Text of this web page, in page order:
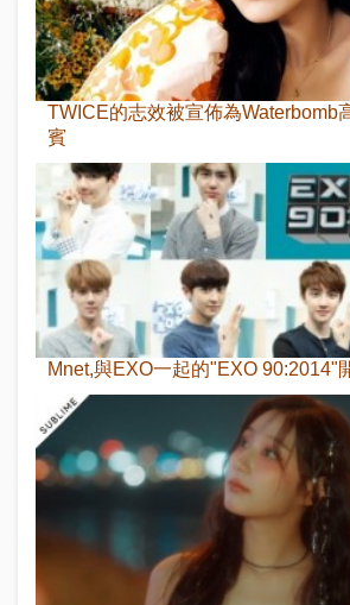
TWICE的志效被宣佈為Waterbomb
賓
Mnet,與EXO一起的"EXO 90:2014"